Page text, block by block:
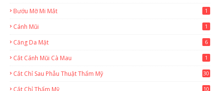
Bướu Mỡ Mi Mắt 1
Cánh Mũi 1
Căng Da Mặt 6
Cắt Cánh Mũi Cà Mau 1
Cắt Chỉ Sau Phẫu Thuật Thẩm Mỹ 30
Cắt Chỉ Thẩm Mỹ 10